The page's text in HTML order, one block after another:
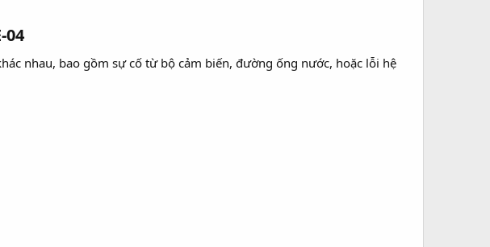
04
nhau, bao gồm sự cố từ bộ cảm biến, đường ống nước, hoặc lỗi hệ